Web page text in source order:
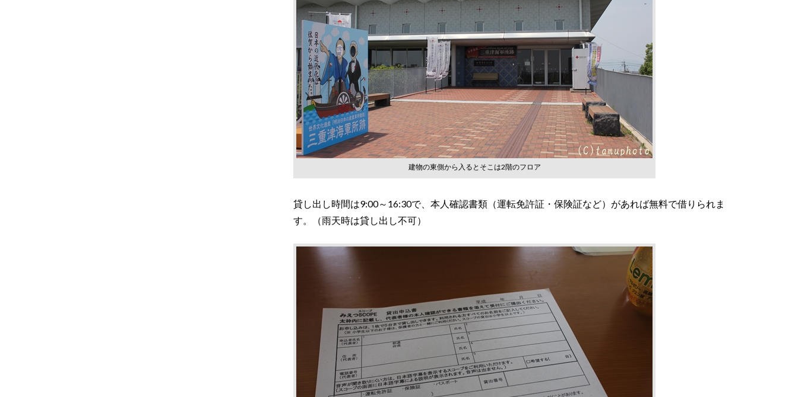
建物の東側から入るとそこは2階のフロア
貸し出し時間は9:00～16:30で、本人確認書類（運転免許証・保険証など）があれば無料で借りられま
す。（雨天時は貸し出し不可）